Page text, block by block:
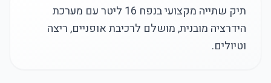
תיק שתייה מקצועי בנפח 16 ליטר עם מערכת
הידרציה מובנית, מושלם לרכיבת אופניים, ריצה
וטיולים.